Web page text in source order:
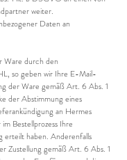
weiter.
Daten an
Ware durch den
so geben wir Ihre E-Mail-
der Ware gemäß Art. 6 Abs. 1
der Abstimmung eines
an Hermes
Bestellprozess Ihre
erteilt haben. Anderenfalls
Zustellung gemäß Art. 6 Abs. 1